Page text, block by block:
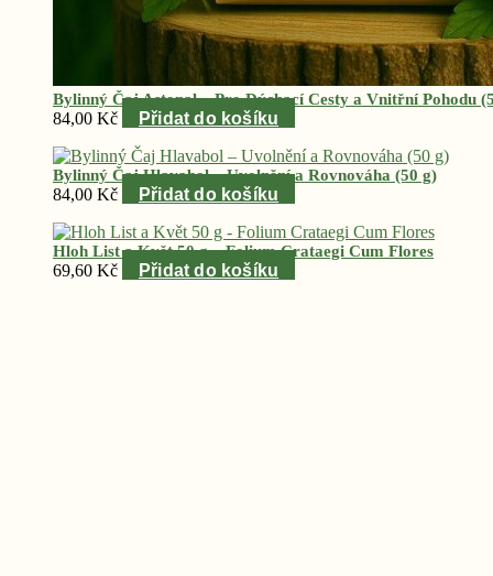
Bylinný Čaj Astonal – Pro Dýchací Cesty a Vnitřní Pohodu
84,00 Kč Přidat do košíku
Bylinný Čaj Hlavabol – Uvolnění a Rovnováha (50 g)
84,00 Kč Přidat do košíku
Hloh List a Květ 50 g – Folium Crataegi Cum Flores
69,60 Kč Přidat do košíku